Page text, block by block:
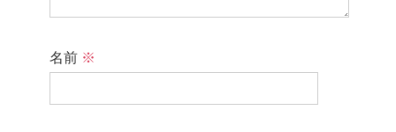
名前 ※